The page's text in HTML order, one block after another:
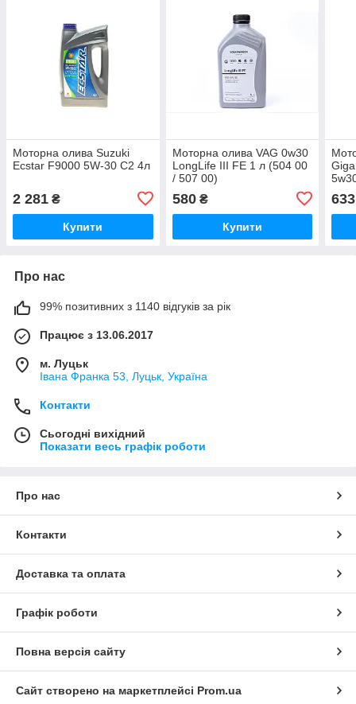
Моторна олива Suzuki
Ecstar F9000 5W-30 C2 4л
2 281 ₴
Купити
Моторна олива VAG 0w30
LongLife III FE 1 л (504 00
/ 507 00)
580₴
Купити
633
Про нас
99% позитивних з 1140 відгуків за рік
Працює з 13.06.2017
м. Луцьк
Івана Франка 53, Луцьк, Україна
Контакти
Сьогодні вихідний
Показати весь графік роботи
Про нас
Контакти
Доставка та оплата
Графік роботи
Повна версія сайту
Сайт створено на маркетплейсі Prom.ua